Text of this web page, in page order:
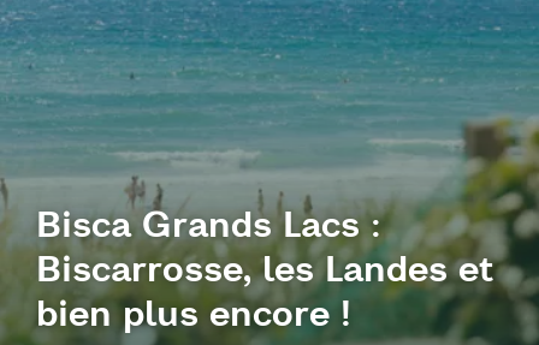
Bisca Grands Lacs :
Biscarrosse, les Landes et
bien plus encore !